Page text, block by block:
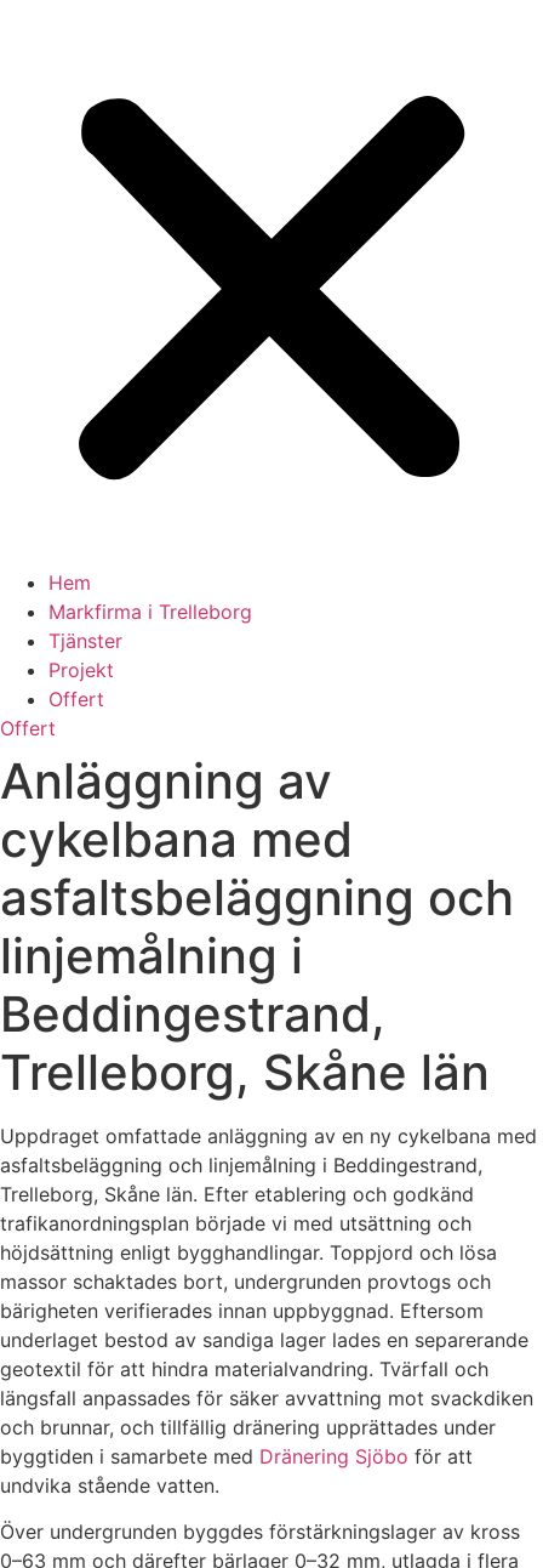
Hem
Markfirma i Trelleborg
Tjänster
Projekt
Offert
Offert
Anläggning av
cykelbana med
asfaltsbeläggning och
linjemålning i
Beddingestrand,
Trelleborg, Skåne län
Uppdraget omfattade anläggning av en ny cykelbana med
asfaltsbeläggning och linjemålning i Beddingestrand,
Trelleborg, Skåne län. Efter etablering och godkänd
trafikanordningsplan började vi med utsättning och
höjdsättning enligt bygghandlingar. Toppjord och lösa
massor schaktades bort, undergrunden provtogs och
bärigheten verifierades innan uppbyggnad. Eftersom
underlaget bestod av sandiga lager lades en separerande
geotextil för att hindra materialvandring. Tvärfall och
längsfall anpassades för säker avvattning mot svackdiken
och brunnar, och tillfällig dränering upprättades under
byggtiden i samarbete med Dränering Sjöbo för att
undvika stående vatten.
Över undergrunden byggdes förstärkningslager av kross
0–63 mm och därefter bärlager 0–32 mm, utlagda i flera